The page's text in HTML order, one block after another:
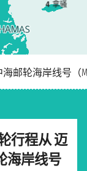
4 拿骚
邮轮海岸线号（
行程从 迈
海岸线号